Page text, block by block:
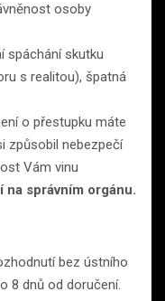
osoby
spáchání skutku
s realitou), špatná
o přestupku máte
způsobil nebezpečí
Vám vinu
na správním orgánu.
bez ústního
8 dnů od doručení.